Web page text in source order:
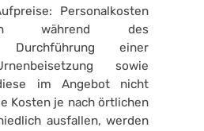
Personalkosten
während des
Durchführung einer
sowie
im Angebot nicht
Kosten je nach örtlichen
ausfallen, werden